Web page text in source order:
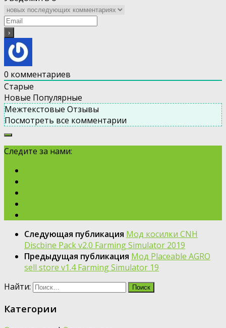
0 комментариев
Старые
Новые Популярные
Межтекстовые Отзывы
Посмотреть все комментарии
Следите за нами:
Следующая публикация Мод косилки CNH
Discbine Pack v2.0 Farming Simulator 2019
Предыдущая публикация Мод Placeable AGRO
sell store v1.4 Farming Simulator 19
Найти:
Категории